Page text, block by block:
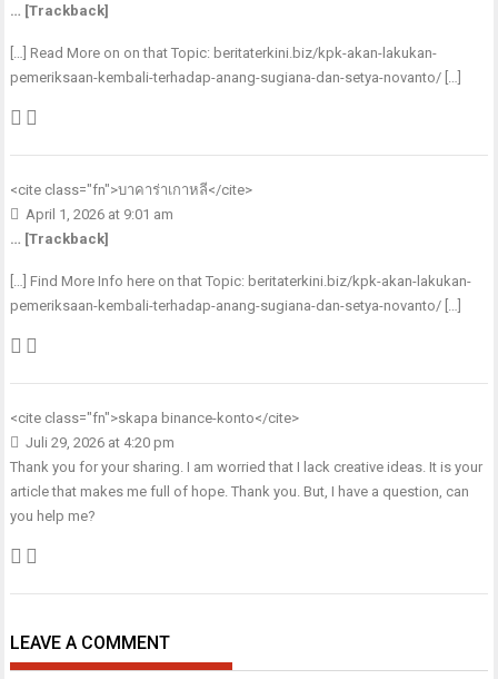
… [Trackback]
[…] Read More on on that Topic: beritaterkini.biz/kpk-akan-lakukan-
pemeriksaan-kembali-terhadap-anang-sugiana-dan-setya-novanto/ […]
<cite class="fn">บาคาร่าเกาหลี</cite>
April 1, 2026 at 9:01 am
… [Trackback]
[…] Find More Info here on that Topic: beritaterkini.biz/kpk-akan-lakukan-
pemeriksaan-kembali-terhadap-anang-sugiana-dan-setya-novanto/ […]
<cite class="fn">skapa binance-konto</cite>
Juli 29, 2026 at 4:20 pm
Thank you for your sharing. I am worried that I lack creative ideas. It is your
article that makes me full of hope. Thank you. But, I have a question, can
you help me?
LEAVE A COMMENT